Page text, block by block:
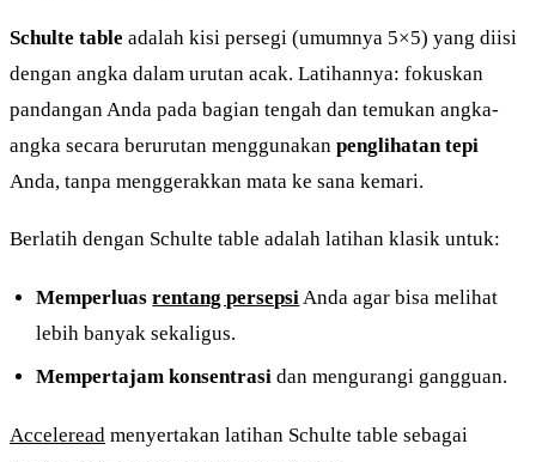
Schulte table adalah kisi persegi (umumnya 5×5) yang diisi
dengan angka dalam urutan acak. Latihannya: fokuskan
pandangan Anda pada bagian tengah dan temukan angka-
angka secara berurutan menggunakan penglihatan tepi
Anda, tanpa menggerakkan mata ke sana kemari.
Berlatih dengan Schulte table adalah latihan klasik untuk:
Memperluasrentang persepsiAnda agar bisa melihat
lebih banyak sekaligus.
Mempertajam konsentrasi dan mengurangi gangguan.
Acceleread menyertakan latihan Schulte table sebagai